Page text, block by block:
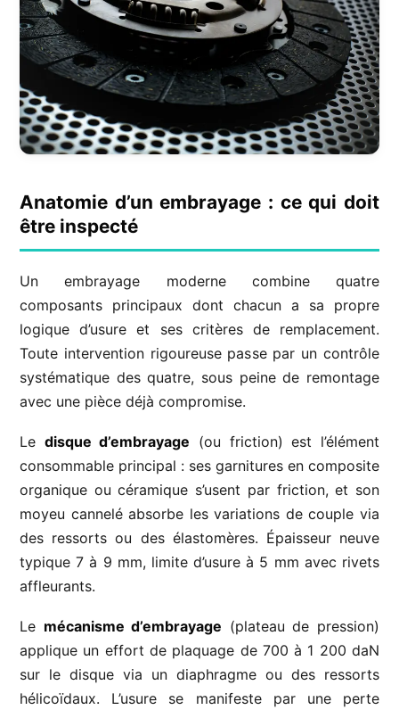
Anatomie d’un embrayage : ce qui doit
être inspecté
Un embrayage moderne combine quatre
composants principaux dont chacun a sa propre
logique d’usure et ses critères de remplacement.
Toute intervention rigoureuse passe par un contrôle
systématique des quatre, sous peine de remontage
avec une pièce déjà compromise.
Le disque d’embrayage (ou friction) est l’élément
consommable principal : ses garnitures en composite
organique ou céramique s’usent par friction, et son
moyeu cannelé absorbe les variations de couple via
des ressorts ou des élastomères. Épaisseur neuve
typique 7 à 9 mm, limite d’usure à 5 mm avec rivets
affleurants.
Le mécanisme d’embrayage (plateau de pression)
applique un effort de plaquage de 700 à 1 200 daN
sur le disque via un diaphragme ou des ressorts
hélicoïdaux. L’usure se manifeste par une perte